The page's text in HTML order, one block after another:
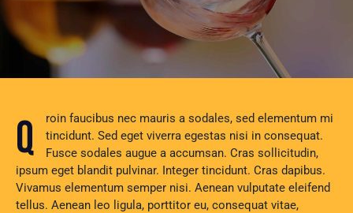
Qroin faucibus nec mauris a sodales, sed elementum mi
tincidunt. Sed eget viverra egestas nisi in consequat.
Fusce sodales augue a accumsan. Cras sollicitudin,
ipsum eget blandit pulvinar. Integer tincidunt. Cras dapibus.
Vivamus elementum semper nisi. Aenean vulputate eleifend
tellus. Aenean leo ligula, porttitor eu, consequat vitae,